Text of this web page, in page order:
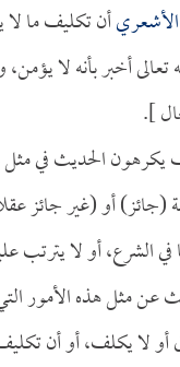
أن تكليف ما
تعالى أخبر بأنه لا
].
الحديث في
(جائز) أو (غير جائز
في الشرع، أو لا
عن مثل هذه الأمور
لا يكلف، أو أن